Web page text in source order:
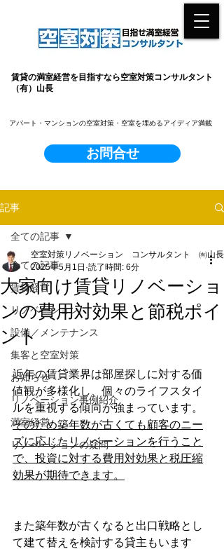
賃貸の満室経営を目指すなら空室対策コンサルタント
（有）山長
お問合せ
​アパート・マンションの空室対策・空室を埋めるアイディア満載
記事
全ての記事
賃貸経営
リノベーション
設備／メンテナンス
集客と空室対策
お知らせ
リノベーション事例紹介
満室経営
リノベーションの疑問
全ての記事
大家向け賃貸リノベーショ
ンの費用対効果と節税ポイ
ント
空室対策リノベーション コンサルタント ㈲山長
2025年5月1日 読了時間: 6分
近年の賃貸業界は部屋探しに対する価
値観が多様化し、個々のライフスタイ
ルを重視する傾向が強まっています。
そのため築年数が古くても顧客のニー
ズに応じたリノベーションを行うこと
で、投資に対する費用対効果と税圧縮
効果が期待できます。
また築年数が古くなると出口戦略とし
て建て替えを検討する貸主もいます